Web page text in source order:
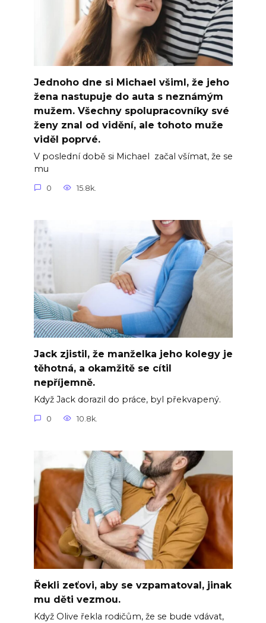
Jednoho dne si Michael všiml, že jeho
žena nastupuje do auta s neznámým
mužem. Všechny spolupracovníky své
ženy znal od vidění, ale tohoto muže
viděl poprvé.
V poslední době si Michael začal všímat, že se
mu
0 15.8k.
Jack zjistil, že manželka jeho kolegy je
těhotná, a okamžitě se cítil
nepříjemně.
Když Jack dorazil do práce, byl překvapený.
0 10.8k.
Řekli zeťovi, aby se vzpamatoval, jinak
mu děti vezmou.
Když Olive řekla rodičům, že se bude vdávat,